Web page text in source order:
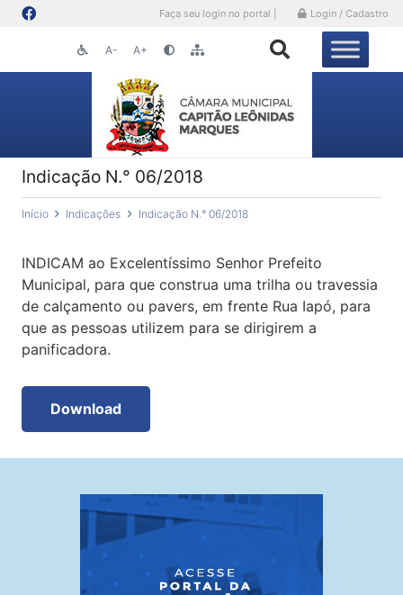
Faça seu login no portal | Login / Cadastro
A- A+
Indicação N.° 06/2018
Início Indicações Indicação N.° 06/2018
INDICAM ao Excelentíssimo Senhor Prefeito
Municipal, para que construa uma trilha ou travessia
de calçamento ou pavers, em frente Rua Iapó, para
que as pessoas utilizem para se dirigirem a
panificadora.
Download